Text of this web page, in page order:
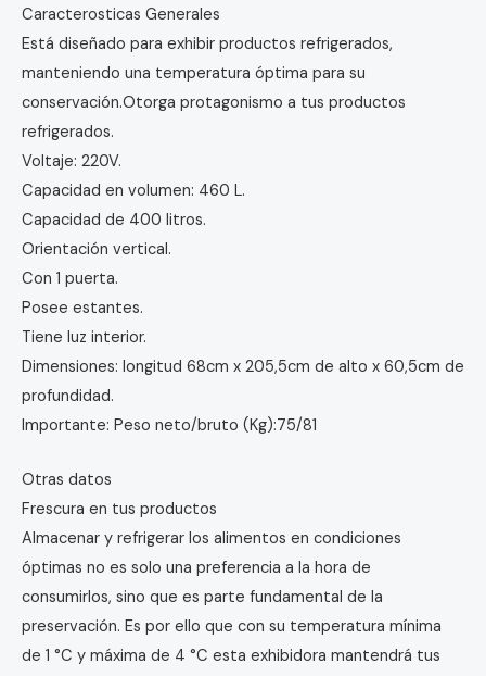
Caracterosticas Generales
Está diseñado para exhibir productos refrigerados,
manteniendo una temperatura óptima para su
conservación.Otorga protagonismo a tus productos
refrigerados.
Voltaje: 220V.
Capacidad en volumen: 460 L.
Capacidad de 400 litros.
Orientación vertical.
Con 1 puerta.
Posee estantes.
Tiene luz interior.
Dimensiones: longitud 68cm x 205,5cm de alto x 60,5cm de
profundidad.
Importante: Peso neto/bruto (Kg):75/81
Otras datos
Frescura en tus productos
Almacenar y refrigerar los alimentos en condiciones
óptimas no es solo una preferencia a la hora de
consumirlos, sino que es parte fundamental de la
preservación. Es por ello que con su temperatura mínima
de 1 °C y máxima de 4 °C esta exhibidora mantendrá tus